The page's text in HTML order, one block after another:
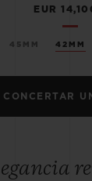
45MM 42MM
EUR
CONCERTAR